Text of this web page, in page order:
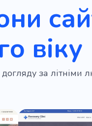
віку
догляду за